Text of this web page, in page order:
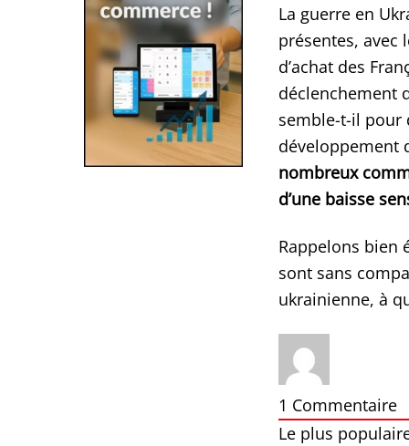
La guerre en
présentes, avec
d’achat des
déclenchement
semble-t-il pour
développement
nombreux
d’une baisse
Rappelons bien
sont sans
ukrainienne, à
1 Commentaire
Le plus